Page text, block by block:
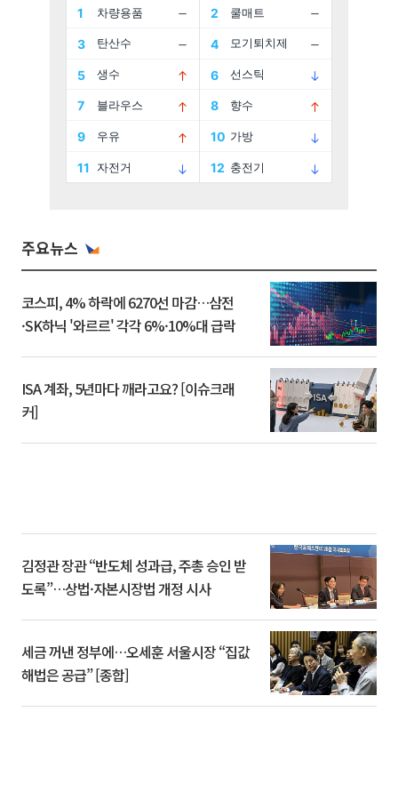
주요뉴스
코스피, 4% 하락에 6270선 마감…삼전
·SK하닉 '와르르' 각각 6%·10%대 급락
ISA 계좌, 5년마다 깨라고요? [이슈크래
커]
김정관 장관 “반도체 성과급, 주총 승인 받
도록”…상법·자본시장법 개정 시사
세금 꺼낸 정부에…오세훈 서울시장 “집값
해법은 공급” [종합]